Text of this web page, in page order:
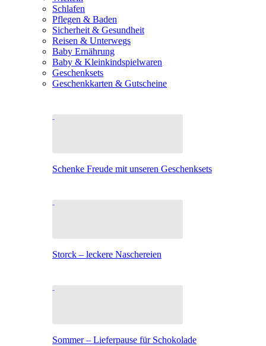
Schlafen
Pflegen & Baden
Sicherheit & Gesundheit
Reisen & Unterwegs
Baby Ernährung
Baby & Kleinkindspielwaren
Geschenksets
Geschenkkarten & Gutscheine
Schenke Freude mit unseren Geschenksets
Storck – leckere Naschereien
Sommer – Lieferpause für Schokolade